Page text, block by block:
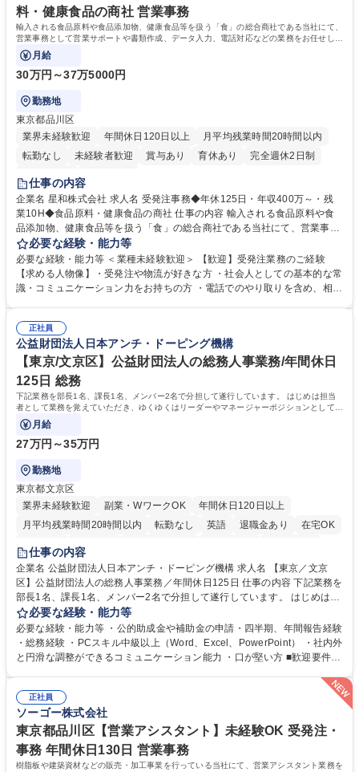
料・健康食品の商社 営業事務
輸入される食品原料や食品添加物、健康食品等を扱う「食」の総合商社である当社にて、
営業事務として営業サポートや書類作成、データ入力、電話対応などの業務をお任せしま
す。
月給
30万円～37万5000円
勤務地
東京都品川区
業界未経験歓迎
年間休日120日以上
月平均残業時間20時間以内
転勤なし
未経験者歓迎 賞与あり 育休あり
完全週休2日制
交通費支給
仕事の内容
企業名 星和株式会社 求人名 受発注事務◆年休125日・年収400万～・残
業10H◆食品原料・健康食品の商社 仕事の内容 輸入される食品原料や食
品添加物、健康食品等を扱う「食」の総合商社である当社にて、営業事務
として営業サポートや書類作成、データ入力、電話対応などの業務をお任
せします。 ・受注／出荷指示／売上管理／仕入管理／在庫管理／お客様や
倉庫と電話確認など、販売に関わる事務、営業サポートをお願いします。
・入社後は商品について覚えることから始め、先輩社員OJTと共に業務を
万～・残業10H◆食品原料・健康食品の商社
必要な経験・能力等
必要な経験・能力等 ＜業種未経験歓迎＞ 【歓迎】受発注業務のご経験
【求める人物像】・受発注や物流が好きな方 ・社会人としての基本的な常
識・コミュニケーション力をお持ちの方 ・電話でのやり取りを含め、相手
演算ができる方 ・業務ルールや指示を理解し、行動できる方 学歴・資格
学歴：大学院 大学 短大 語学力： 資格：
正社員
公益財団法人日本アンチ・ドーピング機構
【東京/文京区】公益財団法人の総務人事業務/年間休日
125日 総務
下記業務を部長1名、課長1名、メンバー2名で分担して遂行しています。 はじめは担当
者として業務を覚えていただき、ゆくゆくはリーダーやマネージャーポジションとして活
躍いただくことを期待しています。
月給
27万円～35万円
勤務地
東京都文京区
業界未経験歓迎
副業・WワークOK
年間休日120日以上
月平均残業時間20時間以内
転勤なし 英語 退職金あり
在宅OK
賞与あり
育休あり
食事補助あり
仕事の内容
企業名 公益財団法人日本アンチ・ドーピング機構 求人名 【東京／文京
区】公益財団法人の総務人事業務／年間休日125日 仕事の内容 下記業務を
部長1名、課長1名、メンバー2名で分担して遂行しています。 はじめは担
当者として業務を覚えていただき、ゆくゆくはリーダーやマネージャーポ
ジションとして活躍いただくことを期待しています。 【総務・人事グルー
プの業務内容】 ・人事制度関連 ・採用活動 ・教育研修の企画、実行 ・勤
怠管理 ・官公庁への各種提出 ・法定の会議運営（評議員会、理事会） ・
連 ・衛生管理 ・防災関連・公的助成金の管理・オフィス、ファシリティ
管理 ・福利厚生関連 ・職員からの問合せ、相談対応 ・その他日常の総務
業務全般 募集職種 【東京／文京区】公益財団法人の総務人事業務／年間
休日125日
必要な経験・能力等
必要な経験・能力等 ・公的助成金や補助金の申請・四半期、年間報告経験
・総務経験 ・PCスキル中級以上（Word、Excel、PowerPoint） ・社内外
と円滑な調整ができるコミュニケーション能力 ・口が堅い方 ■歓迎要件
正社員
ソーゴー株式会社
東京都品川区【営業アシスタント】未経験OK 受発注・
事務 年間休日130日 営業事務
樹脂板や建築資材などの販売・加工事業を行っている当社にて、営業アシスタント業務を